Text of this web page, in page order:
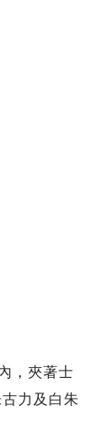
，夾著士
力及白朱